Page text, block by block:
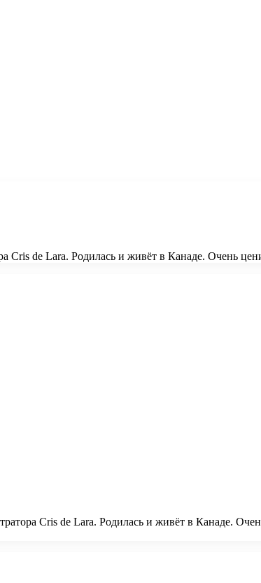
Cris de Lara. Родилась и живёт в Канаде. Очень
Cris de Lara. Родилась и живёт в Канаде.